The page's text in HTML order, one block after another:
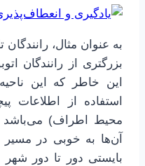
به عنوان مثال،
بزرگتری از رانندگان
این خاطر که این
استفاده از اطلاعات
محیط اطراف) می‌باشد تا
آن‌ها به خوبی در مسیر
بایستی دور تا دور شهر